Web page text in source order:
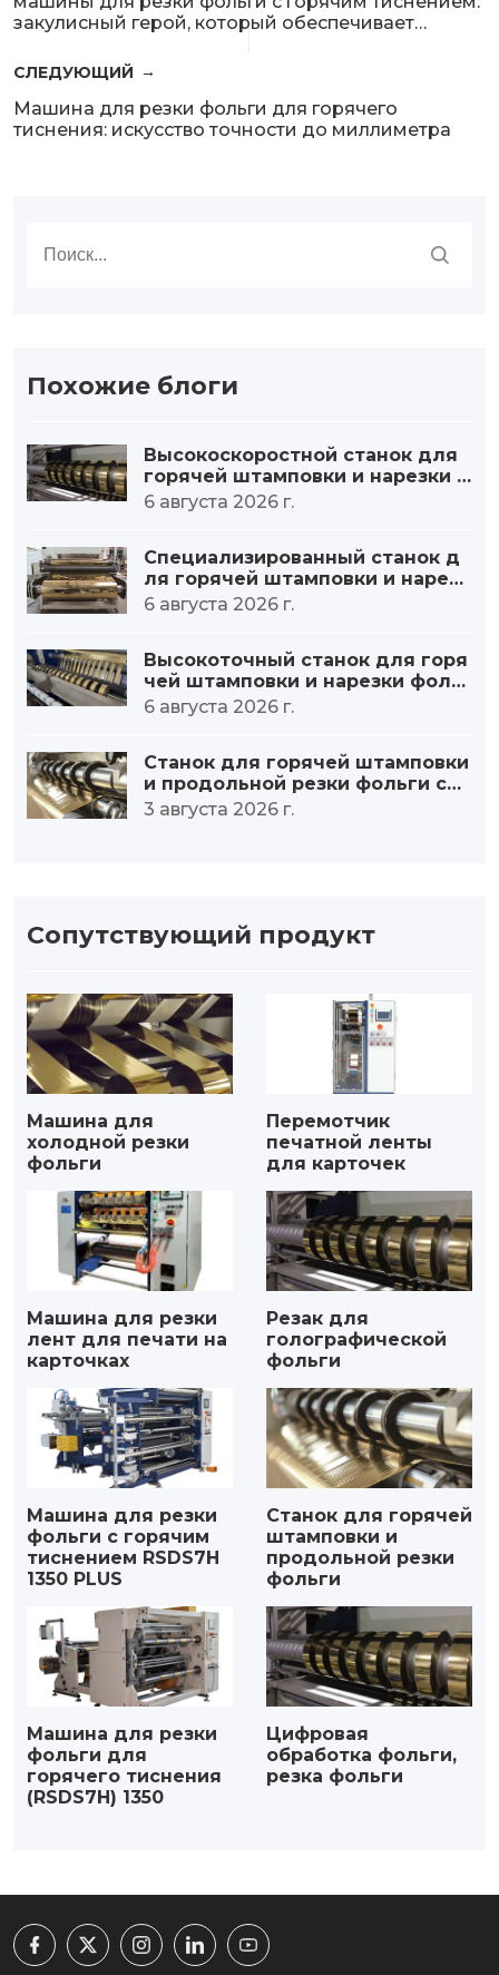
закулисный герой, который обеспечивает
СЛЕДУЮЩИЙ
Машина для резки фольги для горячего
тиснения: искусство точности до миллиметра
Похожие блоги
Высокоскоростной станок для
горячей штамповки и нарезки ф
ольги – увеличение производит
6 августа 2026 г.
Специализированный станок д
ля горячей штамповки и нарезк
и фольги большого диаметра р
6 августа 2026 г.
Высокоточный станок для горя
чей штамповки и нарезки фольг
и – минимальная погрешность.
6 августа 2026 г.
Станок для горячей штамповки
и продольной резки фольги со
стабильным контролем натяже
3 августа 2026 г.
Сопутствующий продукт
Машина для
холодной резки
фольги
Перемотчик
печатной ленты
для карточек
Машина для резки
лент для печати на
карточках
Резак для
голографической
фольги
Машина для резки
фольги с горячим
тиснением RSDS7H
1350 PLUS
Станок для горячей
штамповки и
продольной резки
фольги
Машина для резки
фольги для
горячего тиснения
(RSDS7H) 1350
Цифровая
обработка фольги,
резка фольги